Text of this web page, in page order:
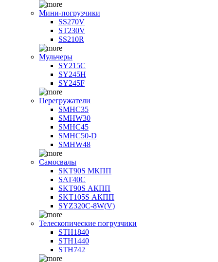
Мини-погрузчики
SS270V
ST230V
SS210R
Мульчеры
SY215C
SY245H
SY245F
Перегружатели
SMHC35
SMHW30
SMHC45
SMHC50-D
SMHW48
Самосвалы
SKT90S МКПП
SAT40C
SKT90S АКПП
SKT105S АКПП
SYZ320C-8W(V)
Телескопические погрузчики
STH1840
STH1440
STH742